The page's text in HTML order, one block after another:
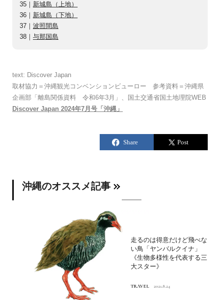
35｜ 新城島（上地）
36｜ 新城島（下地）
37｜ 波照間島
38｜ 与那国島
text: Discover Japan
取材協力＝沖縄観光コンベンションビューロー 参考資料＝沖縄県
企画部「離島関係資料 令和6年3月」、国土交通省国土地理院WEB
Discover Japan 2024年7月号「沖縄」
沖縄のオススメ記事
走るのは得意だけど飛べな
い鳥「ヤンバルクイナ」
《生物多様性を代表する三
大スター》
TRAVEL 2021.8.24